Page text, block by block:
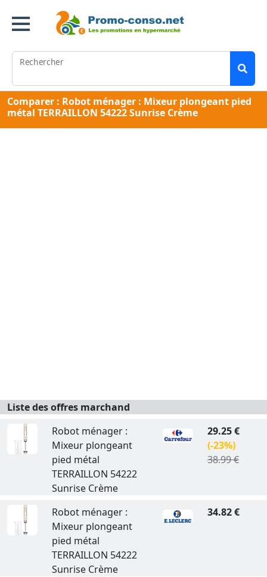
Rechercher
Comparer : Robot ménager : Mixeur plongeant pied
métal TERRAILLON 54222 Sunrise Crème
Liste des offres marchand
Robot ménager :
Mixeur plongeant
pied métal
TERRAILLON 54222
Sunrise Crème
29.25 €
(-23%)
38.99 €
Robot ménager :
Mixeur plongeant
pied métal
TERRAILLON 54222
Sunrise Crème
34.82 €